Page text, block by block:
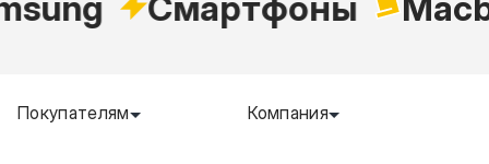
Покупателям Компания